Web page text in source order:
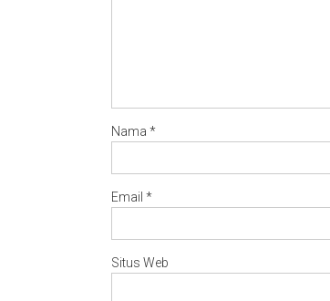
Nama *
Email *
Situs Web